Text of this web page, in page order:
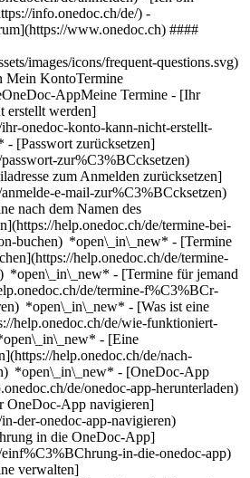
info.onedoc.ch/de/) -
www.onedoc.ch) ####
images/icons/frequent-questions.svg)
Mein KontoTermine
AppMeine Termine - [Ihr
erstellt werden]
onedoc-konto-kann-nicht-erstellt-
[Passwort zurücksetzen]
zur%C3%BCcksetzen)
zum Anmelden zurücksetzen]
e-mail-zur%C3%BCcksetzen)
nach dem Namen des
help.onedoc.ch/de/termine-bei-
buchen) *open\_in\_new* - [Termine
help.onedoc.ch/de/termine-
*open\_in\_new* - [Termine für jemand
de/termine-f%C3%BCr-
*open\_in\_new* - [Was ist eine
help.onedoc.ch/de/wie-funktioniert-
- [Eine
help.onedoc.ch/de/nach-
*open\_in\_new* - [OneDoc-App
de/onedoc-app-herunterladen)
OneDoc-App navigieren]
der-onedoc-app-navigieren)
in die OneDoc-App]
in-die-onedoc-app)
(Allgemeinmedizin)__ in der Umgebung von __Vaduz__: Andere Gesundheitsfachpersonen können Online gebucht werden [![Dr. med. Silke Henzen, Hausärztin (Allgemeinmedizinerin) in Sevelen](https://assets.onedoc.ch/images/users/cb9a0044f96ca90ae7ff57aadb4272e6d4ade12cead32377c5ea3ca135866d0c-small.jpg "Dr. med. Silke Henzen, Hausärztin (Allgemeinmedizinerin) in Sevelen")](https://www.onedoc.ch/de/hausarztin-allgemeinmedizinerin/sevelen/pc02z/dr-med-silke-henzen) ### [Dr. med. Silke Henzen](https://www.onedoc.ch/de/hausarztin-allgemeinmedizinerin/sevelen/pc02z/dr-med-silke-henzen) ![Abzeichen, das ein verifiziertes Profil kennzeichnet](https://www.onedoc.ch/assets/images/icons/checkmark.svg) [Hausärztin (Allgemeinmedizinerin)](https://www.onedoc.ch/de/hausarzt-allgemeinmedizin/sevelen) [Landarztpraxis](https://www.onedoc.ch/de/gruppenpraxis/sevelen/ebeaz/landarztpraxis) Velturrietstrasse 5 9475 Sevelen ![Patient mit Pluszeichen, der anzeigt, dass neue Patienten angenommen werden](https://www.onedoc.ch/assets/images/icons/new-patients.svg)Akzeptiert neue Patienten [Termin buchen](https://www.onedoc.ch/de/hausarztin-allgemeinmedizinerin/sevelen/pc02z/dr-med-silke-henzen) Expertisen:[Konjunktivitis | Bindehautentzündung](https://www.onedoc.ch/de/konjunktivitis-bindehautentzundung/sevelen), [Allergische Rhinitis | Heuschnupfen](https://www.onedoc.ch/de/allergische-rhinitis-heuschnupfen/sevelen), [Pflege von Wunden | Wundbehandlung](https://www.onedoc.ch/de/pflege-von-wunden-wundbehandlung/sevelen), [Arterielle Hypertonie](https://www.onedoc.ch/de/arterielle-hypertonie/sevelen)Mehr anzeigen *chevron\_left* Mo. 03 Aug. *chevron\_right* Mehr Termine anzeigen *error\_outline* Beim Laden der Verfügbarkeiten ist ein Fehler aufgetreten [Erneut versuchen](https://www.onedoc.ch) Expertisen:[Konjunktivitis | Bindehautentzündung](https://www.onedoc.ch/de/konjunktivitis-bindehautentzundung/sevelen), [Allergische Rhinitis | Heuschnupfen](https://www.onedoc.ch/de/allergische-rhinitis-heuschnupfen/sevelen), [Pflege von Wunden | Wundbehandlung](https://www.onedoc.ch/de/pflege-von-wunden-wundbehandlung/sevelen), [Arterielle Hypertonie](https://www.onedoc.ch/de/arterielle-hypertonie/sevelen)Mehr anzeigen [![Dr. med. Lucie Staub, Hausärztin (Allgemeinmedizinerin) in Sevelen](https://assets.onedoc.ch/images/users/e2bb315f553a1d2ba01d0ac6047c433077922e313253552ff61ee7b9cfdd37c7-small.jpg "Dr. med. Lucie Staub, Hausärztin (Allgemeinmedizinerin) in Sevelen")](https://www.onedoc.ch/de/hausarztin-allgemeinmedizinerin/sevelen/pc021/dr-med-lucie-staub) ### [Dr. med. Lucie Staub](https://www.onedoc.ch/de/hausarztin-allgemeinmedizinerin/sevelen/pc021/dr-med-lucie-staub) ![Abzeichen, das ein verifiziertes Profil kennzeichnet](https://www.onedoc.ch/assets/images/icons/checkmark.svg) [Hausärztin (Allgemeinmedizinerin)](https://www.onedoc.ch/de/hausarzt-allgemeinmedizin/sevelen) [Landarztpraxis](https://www.onedoc.ch/de/gruppenpraxis/sevelen/ebeaz/landarztpraxis) Velturrietstrasse 5 9475 Sevelen ![Patient mit Pluszeichen, der anzeigt, dass neue Patienten angenommen werden](https://www.onedoc.ch/assets/images/icons/new-patients.svg)Akzeptiert neue Patienten [Termin buchen](https://www.onedoc.ch/de/hausarztin-allgemeinmedizinerin/sevelen/pc021/dr-med-lucie-staub) Expertisen:[Konjunktivitis | Bindehautentzündung](https://www.onedoc.ch/de/konjunktivitis-bindehautentzundung/sevelen), [Schlafapnoe](https://www.onedoc.ch/de/schlafapnoe/sevelen), [Reiseberatung](https://www.onedoc.ch/de/reiseberatung/sevelen), [Präoperative Untersuchung](https://www.onedoc.ch/de/praoperative-untersuchung/sevelen), [Muttermalkontrolle](https://www.onedoc.ch/de/muttermalkontrolle/sevelen), [Impfberatung](https://www.onedoc.ch/de/impfberatung/sevelen)Mehr anzeigen *chevron\_left* Mo. 03 Aug. *chevron\_right* Mehr Termine anzeigen *error\_outline* Beim Laden der Verfügbarkeiten ist ein Fehler aufgetreten [Erneut versuchen](https://www.onedoc.ch) Expertisen:[Konjunktivitis | Bindehautentzündung](https://www.onedoc.ch/de/konjunktivitis-bindehautentzundung/sevelen), [Schlafapnoe](https://www.onedoc.ch/de/schlafapnoe/sevelen), [Reiseberatung](https://www.onedoc.ch/de/reiseberatung/sevelen), [Präoperative Untersuchung](https://www.onedoc.ch/de/praoperative-untersuchung/sevelen), [Muttermalkontrolle](https://www.onedoc.ch/de/muttermalkontrolle/sevelen), [Impfberatung](https://www.onedoc.ch/de/impfberatung/sevelen)Mehr anzeigen [![Dr. med. Simone Gimpl, Hausärztin (Allgemeinmedizinerin) in Sargans](https://assets.onedoc.ch/images/users/944bfb46502614e6ca0dfcacf3a471f95eddfb9b5f9a6cf3494830f9d1e9ef0b-small.jpg "Dr. med. Simone Gimpl, Hausärztin (Allgemeinmedizinerin) in Sargans")](https://www.onedoc.ch/de/hausarztin-allgemeinmedizinerin/sargans/pcw8h/dr-med-simone-gimpl) ### [Dr. med. Simone Gimpl](https://www.onedoc.ch/de/hausarztin-allgemeinmedizinerin/sargans/pcw8h/dr-med-simone-gimpl) ![Abzeichen, das ein verifiziertes Profil kennzeichnet](https://www.onedoc.ch/assets/images/icons/checkmark.svg) [Hausärztin (Allgemeinmedizinerin)](https://www.onedoc.ch/de/hausarzt-allgemeinmedizin/sargans) [PizolCare-Praxis Sargans](https://www.onedoc.ch/de/medizinische-praxis/sargans/ebcya/pizolcare-praxis-sargans) Bahnhofpark 2A 7320 Sargans ![Patient mit Pluszeichen, der anzeigt, dass neue Patienten angenommen werden](https://www.onedoc.ch/assets/images/icons/new-patients.svg)Akzeptiert neue Patienten [Termin buchen](https://www.onedoc.ch/de/hausarztin-allgemeinmedizinerin/sargans/pcw8h/dr-med-simone-gimpl) Expertisen:[Vorsorgeuntersuchung | Check up](https://www.onedoc.ch/de/vorsorgeuntersuchung-check-up/sargans), [Grippe | Influenza | Grippesymptome | Schnupfen](https://www.onedoc.ch/de/grippe-influenza-grippesymptome-schnupfen/sargans), [Grippeimpfung](https://www.onedoc.ch/de/grippeimpfung/sargans), [Verkehrsmedizinische Kontrolluntersuchung STUFE 1](https://www.onedoc.ch/de/verkehrsmedizinische-kontrolluntersuchung-stufe-1/sargans)Mehr anzeige